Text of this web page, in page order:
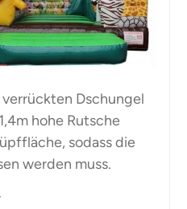
Dschungel
hohe Rutsche
sodass die
werden muss.